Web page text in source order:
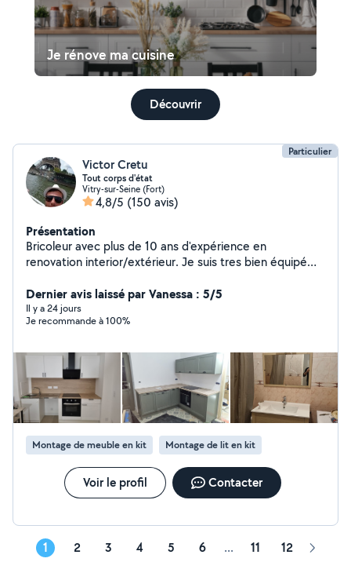
Je rénove ma cuisine
Découvrir
Particulier
Victor Cretu
Tout corps d'état
Vitry-sur-Seine (Fort)
4,8/5 (150 avis)
Présentation
Bricoleur avec plus de 10 ans d'expérience en
renovation interior/extérieur. Je suis tres bien équipé
travaux possible. Je suis disponible tout les jours sauf le
dimanche
Dernier avis laissé par Vanessa : 5/5
Il y a 24 jours
Je recommande à 100%
Montage de meuble en kit Montage de lit en kit
Voir le profil Contacter
1 2 3 4 5 6 ... 11 12 Page